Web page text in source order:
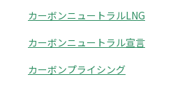
カーボンニュートラルLNG
カーボンニュートラル宣言
カーボンプライシング